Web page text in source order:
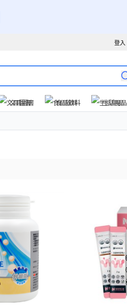
登入
文具圖書 食品飲料 生活用品